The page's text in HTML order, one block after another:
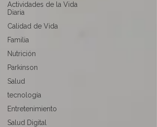
Actividades de la Vida
Diaria
Calidad de Vida
Familia
Nutrición
Parkinson
Salud
tecnología
Entretenimiento
Salud Digital